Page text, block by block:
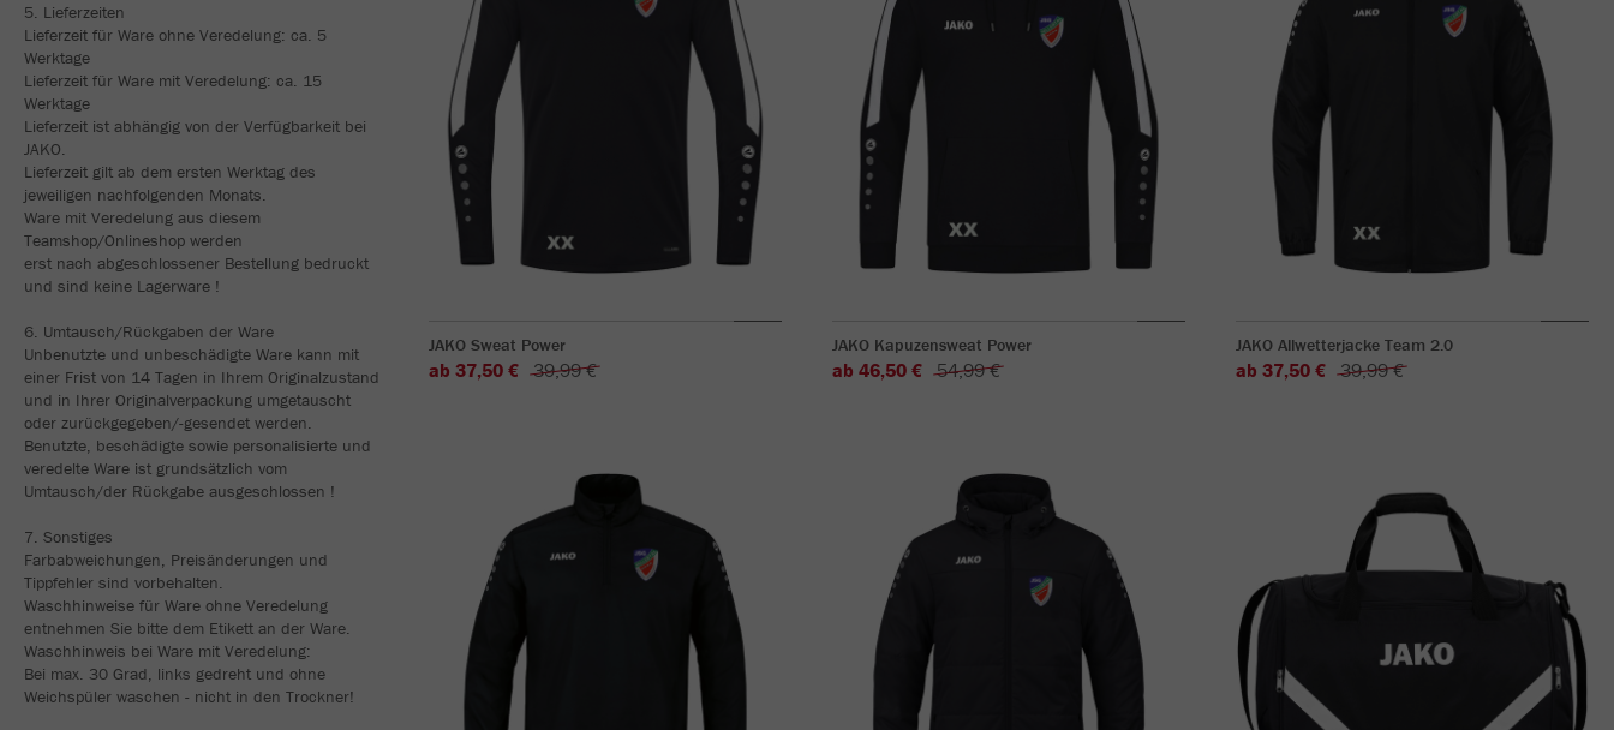
5. Lieferzeiten
Lieferzeit für Ware ohne Veredelung: ca. 5
Werktage
Lieferzeit für Ware mit Veredelung: ca. 15
Werktage
Lieferzeit ist abhängig von der Verfügbarkeit bei
JAKO.
Lieferzeit gilt ab dem ersten Werktag des
jeweiligen nachfolgenden Monats.
Ware mit Veredelung aus diesem
Teamshop/Onlineshop werden
erst nach abgeschlossener Bestellung bedruckt
und sind keine Lagerware !
6. Umtausch/Rückgaben der Ware
Unbenutzte und unbeschädigte Ware kann mit
einer Frist von 14 Tagen in Ihrem Originalzustand
und in Ihrer Originalverpackung umgetauscht
oder zurückgegeben/-gesendet werden.
Benutzte, beschädigte sowie personalisierte und
veredelte Ware ist grundsätzlich vom
Umtausch/der Rückgabe ausgeschlossen !
7. Sonstiges
Farbabweichungen, Preisänderungen und
Tippfehler sind vorbehalten.
Waschhinweise für Ware ohne Veredelung
entnehmen Sie bitte dem Etikett an der Ware.
Waschhinweis bei Ware mit Veredelung:
Bei max. 30 Grad, links gedreht und ohne
Weichspüler waschen - nicht in den Trockner!
JAKO Sweat Power
ab 37,50 € 39,99 €
JAKO Kapuzensweat Power
ab 46,50 € 54,99 €
JAKO Allwetterjacke Team 2.0
ab 37,50 € 39,99 €